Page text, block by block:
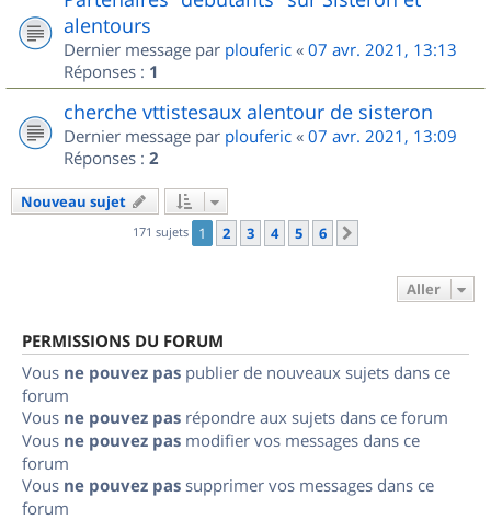
alentours
Dernier message par plouferic « 07 avr. 2021, 13:13
Réponses : 1
cherche vttistesaux alentour de sisteron
Dernier message par plouferic « 07 avr. 2021, 13:09
Réponses : 2
Nouveau sujet
171 sujets 1 2 3 4 5 6
Aller
PERMISSIONS DU FORUM
Vous ne pouvez pas publier de nouveaux sujets dans ce
forum
Vous ne pouvez pas répondre aux sujets dans ce forum
Vous ne pouvez pas modifier vos messages dans ce
forum
Vous ne pouvez pas supprimer vos messages dans ce
forum